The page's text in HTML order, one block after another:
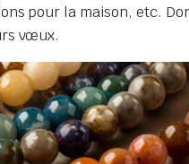
pour la maison, etc.
vœux.